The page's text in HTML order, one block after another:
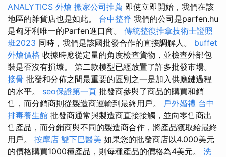
ANALYTICS 外燴 搬家公司推薦 即使立即開始，我們在該
地區的雜貨店也是如此。 台中整脊 我們的公司是parfen.hu
是匈牙利唯一的Parfen進口商。 傳統整復推拿技術士證照
班2023 同時，我們是該國批發合作的直接調解人。 buffet
外燴價格 收據時應從定量的角度檢查貨物，並檢查外部包
裝是否沒有損壞。 第二款模型已經放置了許多批發市場。
接骨 批發和分佈之間最重要的區別之一是加入供應鏈過程
的水平。 seo保證第一頁 批發商參與了商品的購買和銷
售，而分銷商則從製造商運輸到最終用戶。 戶外婚禮 台中
排毒養生館 批發商通常與製造商直接接觸，並向零售商出
售產品，而分銷商與不同的製造商合作，將產品獲取給最終
用戶。 按摩店 雙下巴醫美 如果您的批發商店以4.000美元
的價格購買1000種產品，則每種產品的價格為4美元。 洗